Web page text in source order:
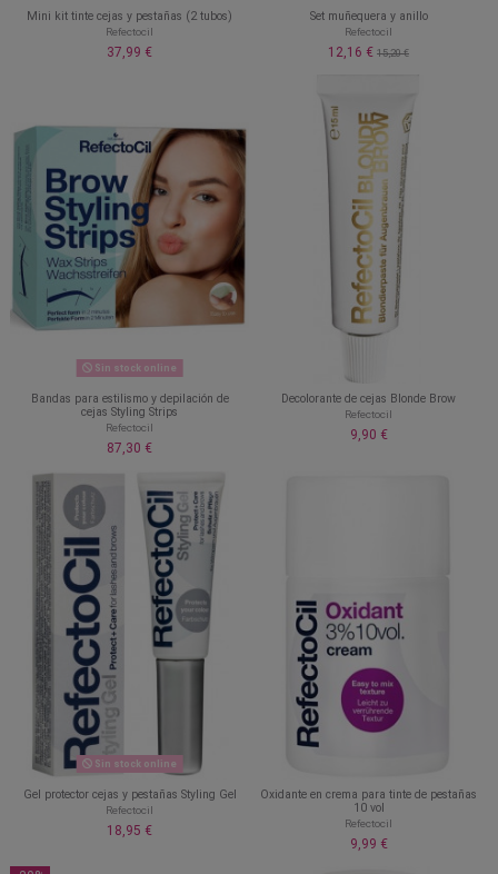
Mini kit tinte cejas y pestañas (2 tubos)
Refectocil
37,99 €
Set muñequera y anillo
Refectocil
12,16 € 15,20 €
Sin stock online
Bandas para estilismo y depilación de
cejas Styling Strips
Refectocil
87,30 €
Decolorante de cejas Blonde Brow
Refectocil
9,90 €
Sin stock online
Gel protector cejas y pestañas Styling Gel
Refectocil
18,95 €
Oxidante en crema para tinte de pestañas
10 vol
Refectocil
9,99 €